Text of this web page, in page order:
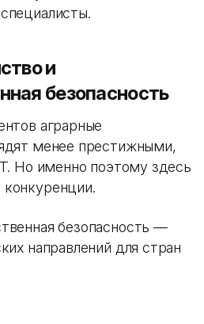
и
безопасность
аграрные
менее престижными,
Но именно поэтому здесь
безопасность —
направлений для стран